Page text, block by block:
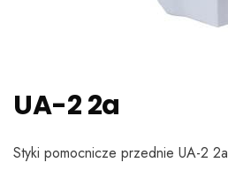
UA-2 2a
Styki pomocnicze przednie UA-2 2a